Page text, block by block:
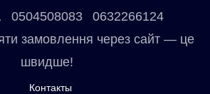
0504508083
0632266124
замовлення через сайт — це
швидше!
Контакты